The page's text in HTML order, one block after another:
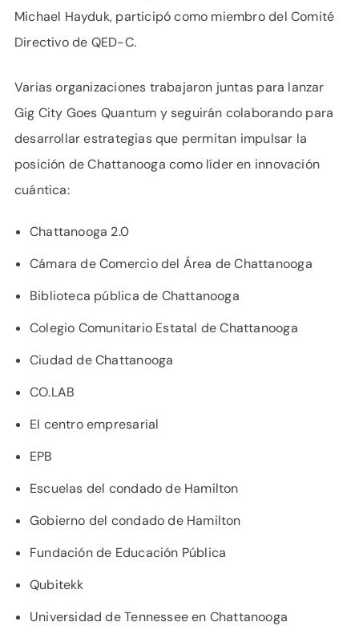
Michael Hayduk, participó como miembro del Comité
Directivo de QED-C.
Varias organizaciones trabajaron juntas para lanzar
Gig City Goes Quantum y seguirán colaborando para
desarrollar estrategias que permitan impulsar la
posición de Chattanooga como líder en innovación
cuántica:
Chattanooga 2.0
Cámara de Comercio del Área de Chattanooga
Biblioteca pública de Chattanooga
Colegio Comunitario Estatal de Chattanooga
Ciudad de Chattanooga
CO.LAB
El centro empresarial
EPB
Escuelas del condado de Hamilton
Gobierno del condado de Hamilton
Fundación de Educación Pública
Qubitekk
Universidad de Tennessee en Chattanooga